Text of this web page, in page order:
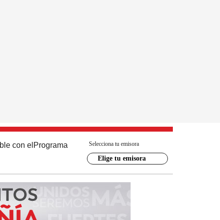
con el Programa Selecciona tu emisora
Elige tu emisora